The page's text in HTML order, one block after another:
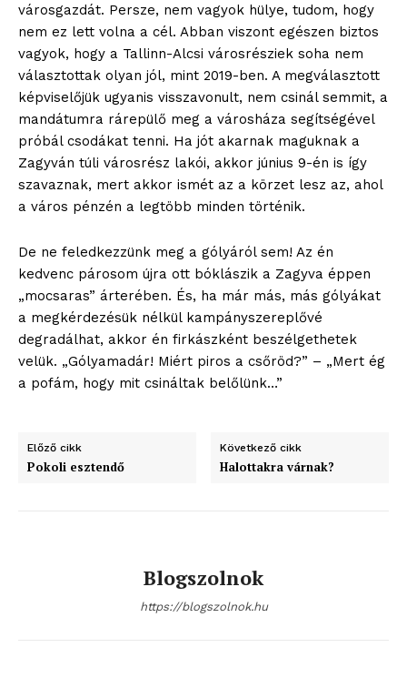
blogSZOLNOK
szubjektív élményportál
ELŐFIZETÉS
Hasznos
Előfizetés
városgazdát. Persze, nem vagyok hülye, tudom, hogy
nem ez lett volna a cél. Abban viszont egészen biztos
vagyok, hogy a Tallinn-Alcsi városrésziek soha nem
választottak olyan jól, mint 2019-ben. A megválasztott
képviselőjük ugyanis visszavonult, nem csinál semmit, a
mandátumra rárepülő meg a városháza segítségével
próbál csodákat tenni. Ha jót akarnak maguknak a
Zagyván túli városrész lakói, akkor június 9-én is így
szavaznak, mert akkor ismét az a körzet lesz az, ahol
a város pénzén a legtöbb minden történik.
De ne feledkezzünk meg a gólyáról sem! Az én
kedvenc párosom újra ott bóklászik a Zagyva éppen
„mocsaras” árterében. És, ha már más, más gólyákat
a megkérdezésük nélkül kampányszereplővé
degradálhat, akkor én firkászként beszélgethetek
velük. „Gólyamadár! Miért piros a csőröd?” – „Mert ég
a pofám, hogy mit csináltak belőlünk…”
Előző cikk
Pokoli esztendő
Következő cikk
Halottakra várnak?
Blogszolnok
https://blogszolnok.hu